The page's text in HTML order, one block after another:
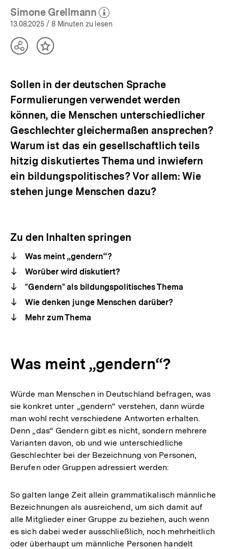
Simone Grellmann
(Mehr zum Autor)
öffnen
13.08.2025 / 8 Minuten zu lesen
TeilenInhalt
Sollen in der deutschen Sprache
Formulierungen verwendet werden
können, die Menschen unterschiedlicher
Geschlechter gleichermaßen ansprechen?
Warum ist das ein gesellschaftlich teils
hitzig diskutiertes Thema und inwiefern
ein bildungspolitisches? Vor allem: Wie
stehen junge Menschen dazu?
Zu den Inhalten springen
Was meint „gendern“?
Worüber wird diskutiert?
"Gendern" als bildungspolitisches Thema
Wie denken junge Menschen darüber?
Mehr zum Thema
Was meint „gendern“?
Würde man Menschen in Deutschland befragen, was
sie konkret unter „gendern“ verstehen, dann würde
man wohl recht verschiedene Antworten erhalten.
Denn „das“ Gendern gibt es nicht, sondern mehrere
Varianten davon, ob und wie unterschiedliche
Geschlechter bei der Bezeichnung von Personen,
Berufen oder Gruppen adressiert werden:
So galten lange Zeit allein grammatikalisch männliche
Bezeichnungen als ausreichend, um sich damit auf
alle Mitglieder einer Gruppe zu beziehen, auch wenn
es sich dabei weder ausschließlich, noch mehrheitlich
oder überhaupt um männliche Personen handelt